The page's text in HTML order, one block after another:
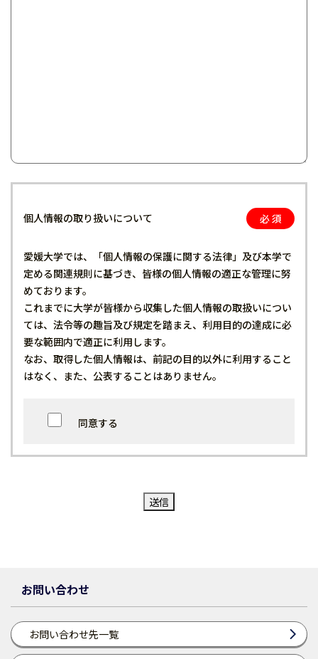
お問い合わせ
お問い合わせ先一覧
個人情報の取り扱いについて
愛媛大学では、「個人情報の保護に関する法律」及び本学で
定める関連規則に基づき、皆様の個人情報の適正な管理に努
めております。
これまでに大学が皆様から収集した個人情報の取扱いについ
ては、法令等の趣旨及び規定を踏まえ、利用目的の達成に必
要な範囲内で適正に利用します。
なお、取得した個人情報は、前記の目的以外に利用すること
はなく、また、公表することはありません。
同意する